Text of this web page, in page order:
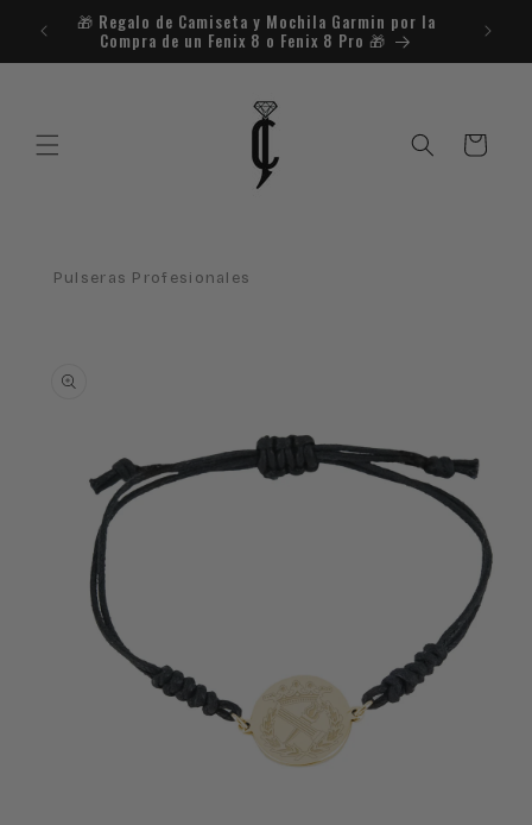
directamente
al contenido
🎁​ Regalo de Camiseta y Mochila Garmin por la
Compra de un Fenix 8 o Fenix 8 Pro 🎁​
Carrito
Pulseras Profesionales
información